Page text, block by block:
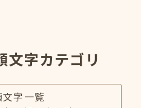
文字カテゴリ
字一覧